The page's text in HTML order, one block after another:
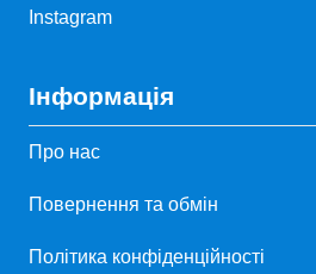
Instagram
Інформація
Про нас
Повернення та обмін
Політика конфіденційності